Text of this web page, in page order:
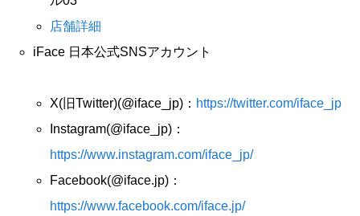
店舗詳細
iFace 日本公式SNSアカウント
X(旧Twitter)(@iface_jp)： https://twitter.com/iface_jp
Instagram(@iface_jp)：
https://www.instagram.com/iface_jp/
Facebook(@iface.jp)：
https://www.facebook.com/iface.jp/